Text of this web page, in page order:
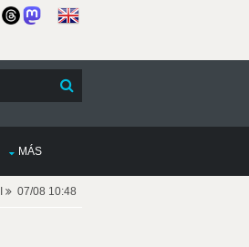
MÁS
07/08 10:48